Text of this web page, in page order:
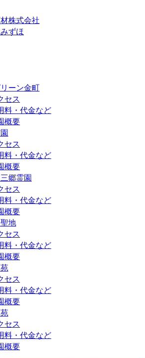
株式会社
ずほ
ーン金町
セス
料・代金など
概要
セス
料・代金など
概要
郷霊園
セス
料・代金など
概要
地
セス
料・代金など
概要
セス
料・代金など
概要
セス
料・代金など
概要